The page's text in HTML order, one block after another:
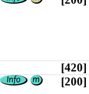
[420]
[200]